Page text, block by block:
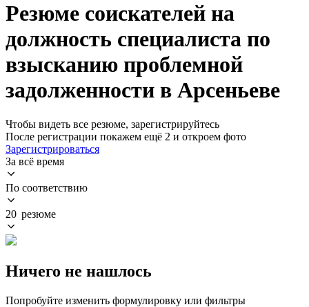
Резюме соискателей на
должность специалиста по
взысканию проблемной
задолженности в Арсеньеве
Чтобы видеть все резюме, зарегистрируйтесь
После регистрации покажем ещё 2 и откроем фото
Зарегистрироваться
За всё время
По соответствию
20 резюме
Ничего не нашлось
Попробуйте изменить формулировку или фильтры